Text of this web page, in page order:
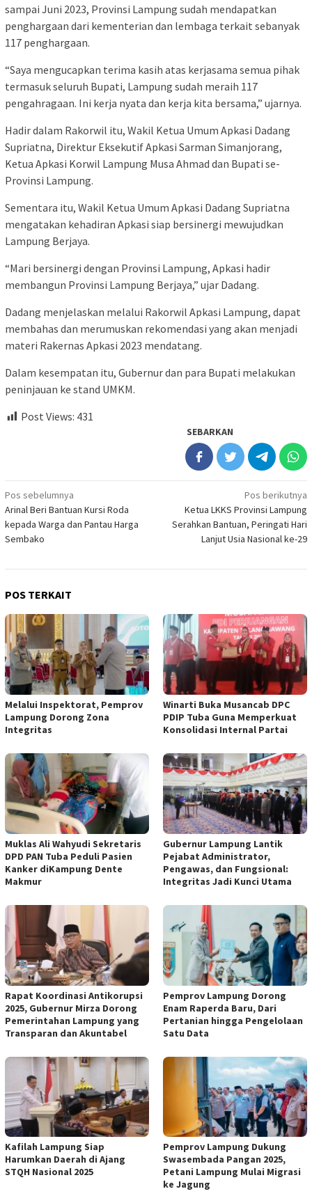
sampai Juni 2023, Provinsi Lampung sudah mendapatkan
penghargaan dari kementerian dan lembaga terkait sebanyak
117 penghargaan.
“Saya mengucapkan terima kasih atas kerjasama semua pihak
termasuk seluruh Bupati, Lampung sudah meraih 117
pengahragaan. Ini kerja nyata dan kerja kita bersama,” ujarnya.
Hadir dalam Rakorwil itu, Wakil Ketua Umum Apkasi Dadang
Supriatna, Direktur Eksekutif Apkasi Sarman Simanjorang,
Ketua Apkasi Korwil Lampung Musa Ahmad dan Bupati se-
Provinsi Lampung.
Sementara itu, Wakil Ketua Umum Apkasi Dadang Supriatna
mengatakan kehadiran Apkasi siap bersinergi mewujudkan
Lampung Berjaya.
“Mari bersinergi dengan Provinsi Lampung, Apkasi hadir
membangun Provinsi Lampung Berjaya,” ujar Dadang.
Dadang menjelaskan melalui Rakorwil Apkasi Lampung, dapat
membahas dan merumuskan rekomendasi yang akan menjadi
materi Rakernas Apkasi 2023 mendatang.
Dalam kesempatan itu, Gubernur dan para Bupati melakukan
peninjauan ke stand UMKM.
Post Views: 431
SEBARKAN
Navigasi
pos
Pos sebelumnya
Arinal Beri Bantuan Kursi Roda
kepada Warga dan Pantau Harga
Sembako
Pos berikutnya
Ketua LKKS Provinsi Lampung
Serahkan Bantuan, Peringati Hari
Lanjut Usia Nasional ke-29
POS TERKAIT
Melalui Inspektorat, Pemprov
Lampung Dorong Zona
Integritas
Winarti Buka Musancab DPC
PDIP Tuba Guna Memperkuat
Konsolidasi Internal Partai
Muklas Ali Wahyudi Sekretaris
DPD PAN Tuba Peduli Pasien
Kanker diKampung Dente
Makmur
Gubernur Lampung Lantik
Pejabat Administrator,
Pengawas, dan Fungsional:
Integritas Jadi Kunci Utama
Rapat Koordinasi Antikorupsi
2025, Gubernur Mirza Dorong
Pemerintahan Lampung yang
Transparan dan Akuntabel
Pemprov Lampung Dorong
Enam Raperda Baru, Dari
Pertanian hingga Pengelolaan
Satu Data
Kafilah Lampung Siap
Harumkan Daerah di Ajang
STQH Nasional 2025
Pemprov Lampung Dukung
Swasembada Pangan 2025,
Petani Lampung Mulai Migrasi
ke Jagung